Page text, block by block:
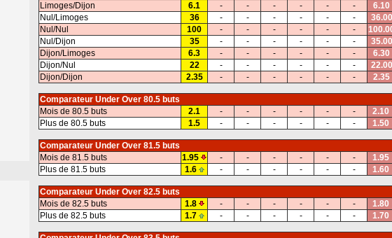
Limoges/Dijon
6.1 - - - - - -
6.10
Nul/Limoges
36 - - - - - -
36.00
Nul/Nul
100 - - - - - -
Nul/Dijon
35 - - - - - -
35.00
Dijon/Limoges
6.3 - - - - - -
6.30
Dijon/Nul
22 - - - - - -
22.00
Dijon/Dijon
2.35 - - - - - - 2.35
Comparateur Under Over 80.5 buts
Mois de 80.5 buts
2.1 - - - - - -
2.10
Plus de 80.5 buts
1.5 - - - - - - 1.50
Comparateur Under Over 81.5 buts
Mois de 81.5 buts
1.95 - - - - - -
1.95
Plus de 81.5 buts
1.6 - - - - - - 1.60
Comparateur Under Over 82.5 buts
Mois de 82.5 buts
1.8 - - - - - -
1.80
Plus de 82.5 buts
1.7 - - - - - - 1.70